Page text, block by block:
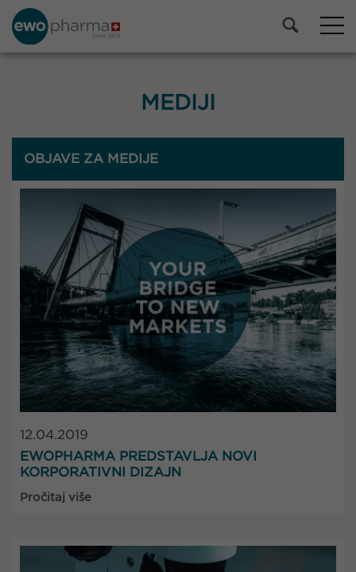
MEDIJI
OBJAVE ZA MEDIJE
12.04.2019
EWOPHARMA PREDSTAVLJA NOVI
KORPORATIVNI DIZAJN
Pročitaj više